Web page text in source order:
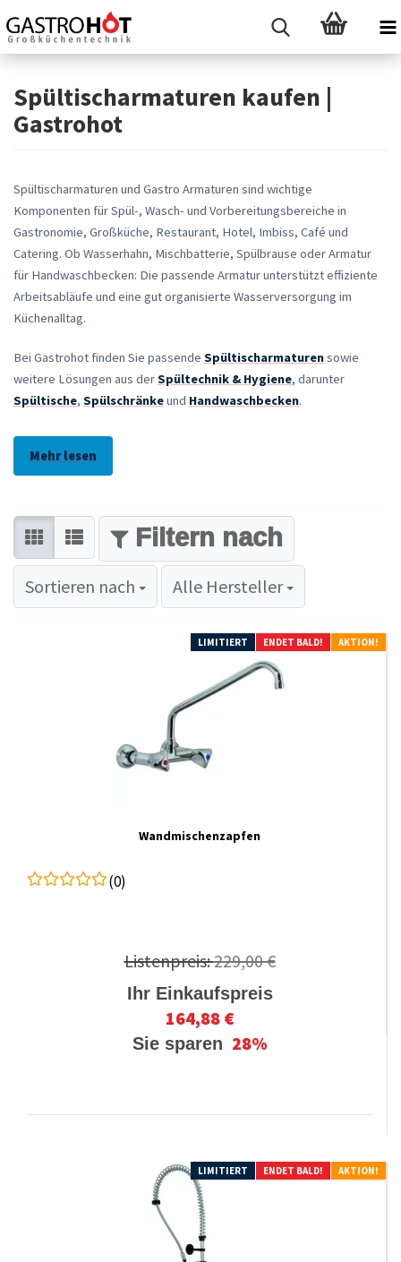
Spültischarmaturen kaufen |
Gastrohot
Spültischarmaturen und Gastro Armaturen sind wichtige
Komponenten für Spül-, Wasch- und Vorbereitungsbereiche in
Gastronomie, Großküche, Restaurant, Hotel, Imbiss, Café und
Catering. Ob Wasserhahn, Mischbatterie, Spülbrause oder Armatur
für Handwaschbecken: Die passende Armatur unterstützt effiziente
Arbeitsabläufe und eine gut organisierte Wasserversorgung im
Küchenalltag.
Bei Gastrohot finden Sie passende Spültischarmaturensowie
weitere Lösungen aus derSpültechnik & Hygiene, darunter
Spültische, Spülschränkeund Handwaschbecken.
Mehr lesen
Sortieren nach
Sortieren nach Alle Hersteller
LIMITIERT ENDET BALD! AKTION!
Wandmischenzapfen
(0)
Listenpreis:229,00 €
Ihr Einkaufspreis
164,88 €
Sie sparen 28%
LIMITIERT ENDET BALD! AKTION!